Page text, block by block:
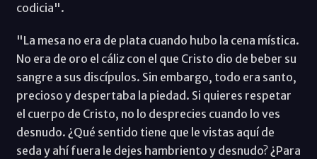
codicia".
"La mesa no era de plata cuando hubo la cena mística.
No era de oro el cáliz con el que Cristo dio de beber su
sangre a sus discípulos. Sin embargo, todo era santo,
precioso y despertaba la piedad. Si quieres respetar
el cuerpo de Cristo, no lo desprecies cuando lo ves
desnudo. ¿Qué sentido tiene que le vistas aquí de
seda y ahí fuera le dejes hambriento y desnudo? ¿Para